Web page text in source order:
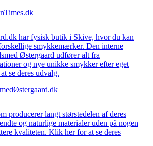
har fysisk butik i Skive, hvor du kan
smykkemærker. Den interne
Østergaard udfører alt fra
og nye unikke smykker efter eget
se deres udvalg.
producerer langt størstedelen af deres
og naturlige materialer uden på nogen
kvaliteten. Klik her for at se deres